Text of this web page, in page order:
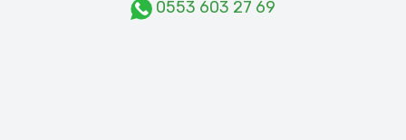
0553 603 27 69